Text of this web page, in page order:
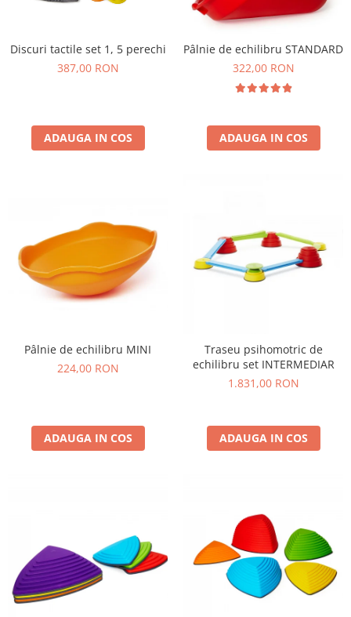
Biciclete si Triciclete
Biciclete Viking Challange
Biciclete Viking Explorer
Amenajări camere senzoriale
Echipamente camere senzoriale
Oferte pentru Camere Senzoriale
Creativitate si indemanare
Jocuri matematice
Jucării de sortare
Jucarii de echilibru
Mingi terapeutice
Module din burete
Discuri tactile set 1, 5 perechi
387,00 RON
ADAUGA IN COS
Pâlnie de echilibru STANDARD
322,00 RON
ADAUGA IN COS
Pâlnie de echilibru MINI
224,00 RON
ADAUGA IN COS
Traseu psihomotric de
echilibru set INTERMEDIAR
1.831,00 RON
ADAUGA IN COS